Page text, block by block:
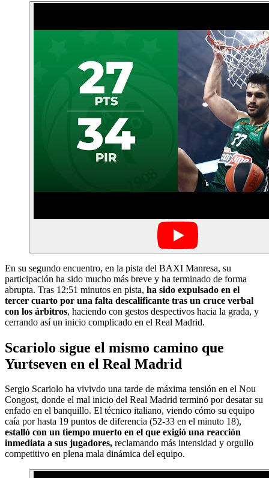
En su segundo encuentro, en la pista del BAXI Manresa, su
participación ha sido mucho más breve y ha terminado de forma
abrupta. Tras 12:51 minutos en pista, ha sido expulsado en el
tercer cuarto por una falta descalificante tras un cruce verbal
con los árbitros, haciendo con gestos despectivos hacia la grada, y
cerrando así un inicio complicado en el Real Madrid.
Scariolo sigue el mismo camino que
Yurtseven en el Real Madrid
Sergio Scariolo ha vivivdo una tarde de máxima tensión en el Nou
Congost, donde el mal inicio del Real Madrid terminó por desatar su
enfado en el banquillo. El técnico italiano, viendo cómo su equipo
caía por hasta 19 puntos de diferencia (52-33 en el minuto 18),
estalló con un tiempo muerto en el que exigió una reacción
inmediata a sus jugadores, reclamando más intensidad y orgullo
competitivo en plena mala dinámica del equipo.